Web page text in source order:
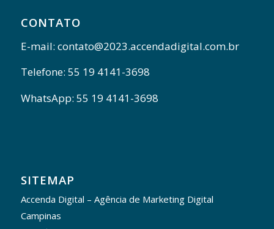
CONTATO
E-mail: contato@2023.accendadigital.com.br
Telefone: 55 19 4141-3698
WhatsApp: 55 19 4141-3698
SITEMAP
Accenda Digital – Agência de Marketing Digital
Campinas